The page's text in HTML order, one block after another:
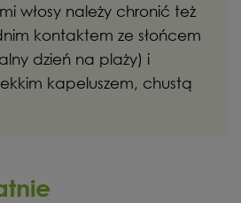
włosy należy chronić też
kontaktem ze słońcem
dzień na plaży) i
kapeluszem, chustą